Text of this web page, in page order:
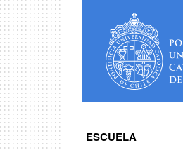
ESCUELA